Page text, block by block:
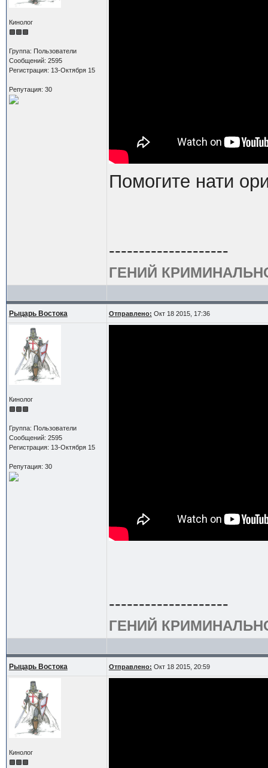
Кинолог
Группа: Пользователи
Сообщений: 2595
Регистрация: 13-Октября 15
Репутация: 30
Помогите нати
--------------------
ГЕНИЙ
Рыцарь Востока Отправлено: Окт 18 2015, 17:36
Кинолог
Группа: Пользователи
Сообщений: 2595
Регистрация: 13-Октября 15
Репутация: 30
--------------------
ГЕНИЙ
Рыцарь Востока Отправлено: Окт 18 2015, 20:59
Кинолог